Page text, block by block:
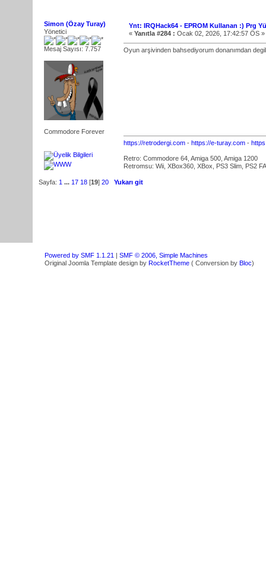
Simon (Özay Turay)
Yönetici
Mesaj Sayısı: 7.757
Commodore Forever
Ynt: IRQHack64 - EPROM Kullanan :) Prg
« Yanıtla #284 : Ocak 02, 2026, 17:42:57 ÖS »
Oyun arşivinden bahsediyorum donanımdan
https://retrodergi.com - https://e-turay.com -
Retro: Commodore 64, Amiga 500, Amiga 1200
Retromsu: Wii, XBox360, XBox, PS3 Slim, PS2
Sayfa: 1 ... 17 18 [19] 20 Yukarı git
Powered by SMF 1.1.21 | SMF © 2006, Simple Machines
Original Joomla Template design by RocketTheme ( Conversion by Bloc)